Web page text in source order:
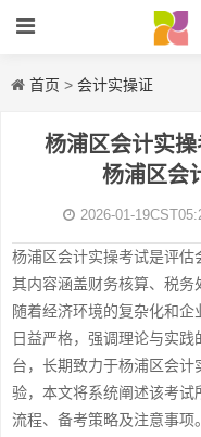
首页 > 会计实操证
杨浦区会计实
杨浦区会
2026-01-
杨浦区会计实操考试是评估
其内容涵盖财务核算、税务
随着经济环境的复杂化和
日益严格，强调理论与实
台，长期致力于杨浦区会
验，本文将系统阐述该考
流程、备考策略及注意事项